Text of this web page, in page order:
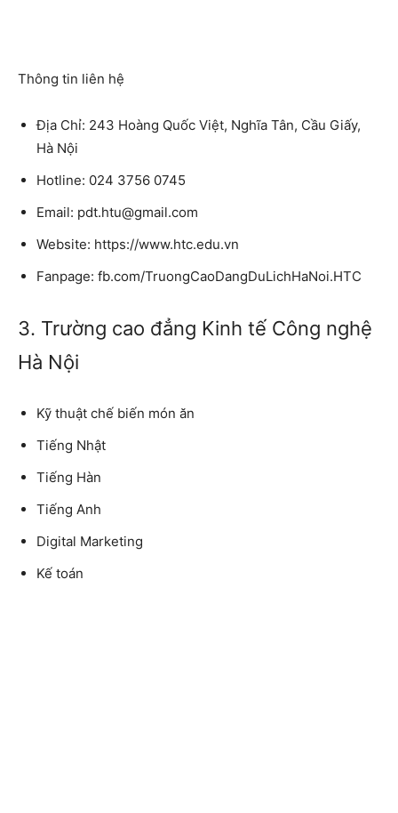
Thông tin liên hệ
Địa Chỉ: 243 Hoàng Quốc Việt, Nghĩa Tân, Cầu Giấy,
Hà Nội
Hotline: 024 3756 0745
Email: pdt.htu@gmail.com
Website: https://www.htc.edu.vn
Fanpage: fb.com/TruongCaoDangDuLichHaNoi.HTC
3. Trường cao đẳng Kinh tế Công nghệ
Hà Nội
Kỹ thuật chế biến món ăn
Tiếng Nhật
Tiếng Hàn
Tiếng Anh
Digital Marketing
Kế toán